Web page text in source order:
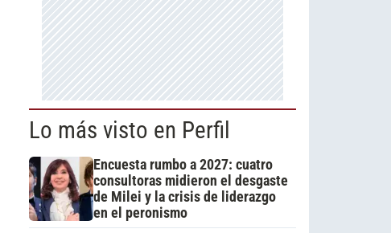
Lo más visto en Perfil
Encuesta rumbo a 2027: cuatro
consultoras midieron el desgaste
de Milei y la crisis de liderazgo
en el peronismo